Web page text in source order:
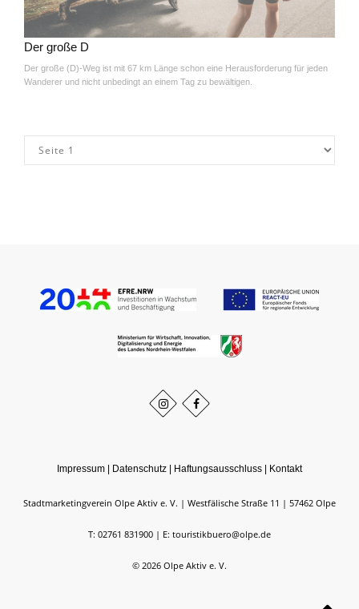
Der große D
Der große (D)-Weg ist mit 67 km Länge schon eine Herausforderung für jeden
Wanderer und nicht unbedingt an einem Tag zu bewältigen.
Impressum Datenschutz Haftungsausschluss Kontakt
Stadtmarketingverein Olpe Aktiv e. V. Westfälische Straße 11 57462 Olpe
T: 02761 831900 E: touristikbuero@olpe.de
© 2026 Olpe Aktiv e. V.